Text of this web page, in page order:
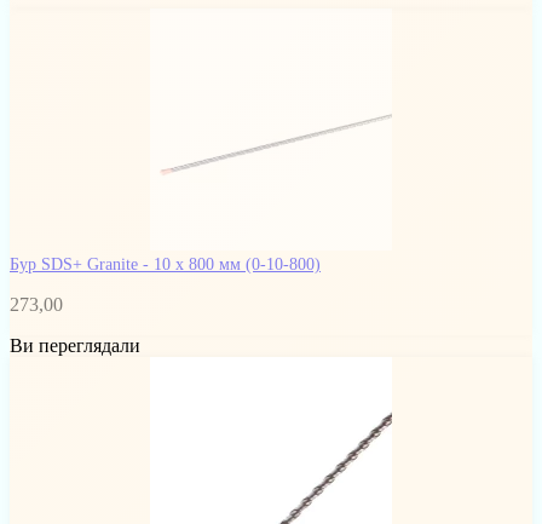
Бур SDS+ Granite - 10 x 800 мм (0-10-800)
273,00
Ви переглядали